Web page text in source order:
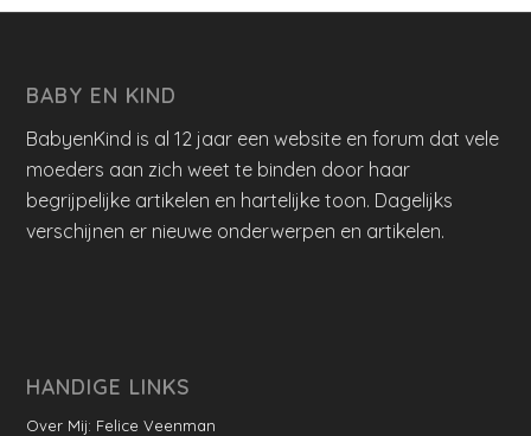
BABY EN KIND
BabyenKind is al 12 jaar een website en forum dat vele
moeders aan zich weet te binden door haar
begrijpelijke artikelen en hartelijke toon. Dagelijks
verschijnen er nieuwe onderwerpen en artikelen.
HANDIGE LINKS
Over Mij: Felice Veenman